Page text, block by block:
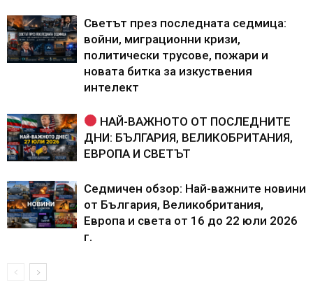
Светът през последната седмица:
войни, миграционни кризи,
политически трусове, пожари и
новата битка за изкуствения
интелект
НАЙ-ВАЖНОТО ОТ ПОСЛЕДНИТЕ
ДНИ: БЪЛГАРИЯ, ВЕЛИКОБРИТАНИЯ,
ЕВРОПА И СВЕТЪТ
Седмичен обзор: Най-важните новини
от България, Великобритания,
Европа и света от 16 до 22 юли 2026
г.